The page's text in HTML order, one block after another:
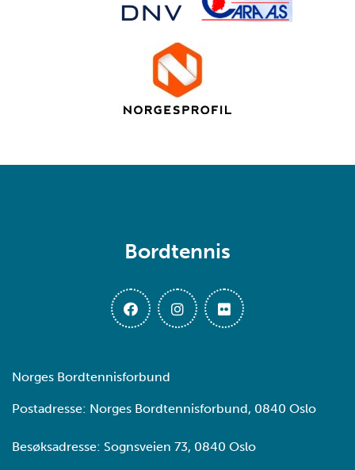
Bordtennis
Norges Bordtennisforbund
Postadresse: Norges Bordtennisforbund, 0840 Oslo
Besøksadresse: Sognsveien 73, 0840 Oslo